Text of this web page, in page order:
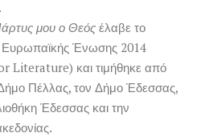
μου ο Θεός έλαβε το
Ευρωπαϊκής Ένωσης 2014
Literature) και τιμήθηκε από
Πέλλας, τον Δήμο Έδεσσας,
Έδεσσας και την